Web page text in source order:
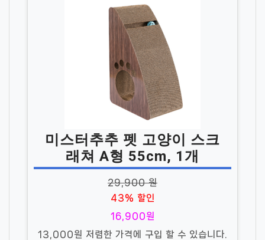
미스터추추 펫 고양이 스크
래쳐 A형 55cm, 1개
29,900 원
43% 할인
16,900원
13,000원 저렴한 가격에 구입 할 수 있습니다.